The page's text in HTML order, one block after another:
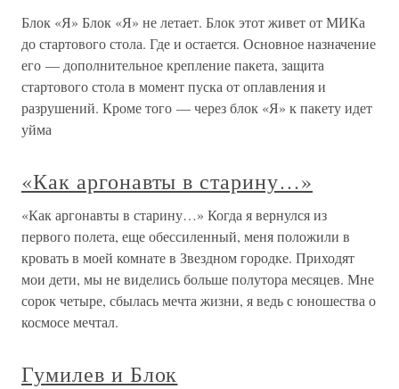
Блок «Я» Блок «Я» не летает. Блок этот живет от МИКа
до стартового стола. Где и остается. Основное назначение
его — дополнительное крепление пакета, защита
стартового стола в момент пуска от оплавления и
разрушений. Кроме того — через блок «Я» к пакету идет
уйма
«Как аргонавты в старину…»
«Как аргонавты в старину…» Когда я вернулся из
первого полета, еще обессиленный, меня положили в
кровать в моей комнате в Звездном городке. Приходят
мои дети, мы не виделись больше полутора месяцев. Мне
сорок четыре, сбылась мечта жизни, я ведь с юношества о
космосе мечтал.
Гумилев и Блок